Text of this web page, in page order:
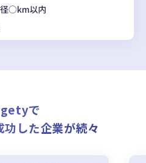
径○km以内
で
した企業が続々